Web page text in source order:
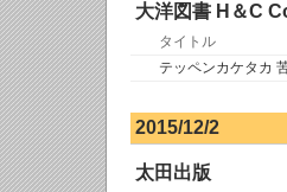
大洋図書 H＆C
タイトル
テッペンカケタカ
2015/12/2
太田出版